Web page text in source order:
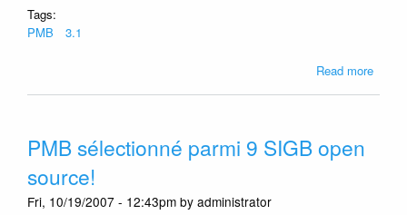
Tags:
PMB
3.1
Read more
PMB sélectionné parmi 9 SIGB open
source!
Fri, 10/19/2007 - 12:43pm by administrator